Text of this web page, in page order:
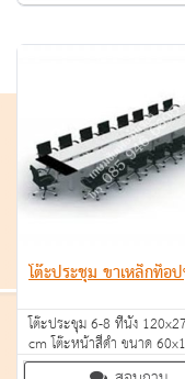
โต๊ะประชุม ขาเหล็กท็อ
โต๊ะประชุม 6-8 ที่นั่ง
cm โต๊ะหน้าสีดำ ขนาด
cm. 2ตัว โต๊ะหน้าสีขาว ขนา